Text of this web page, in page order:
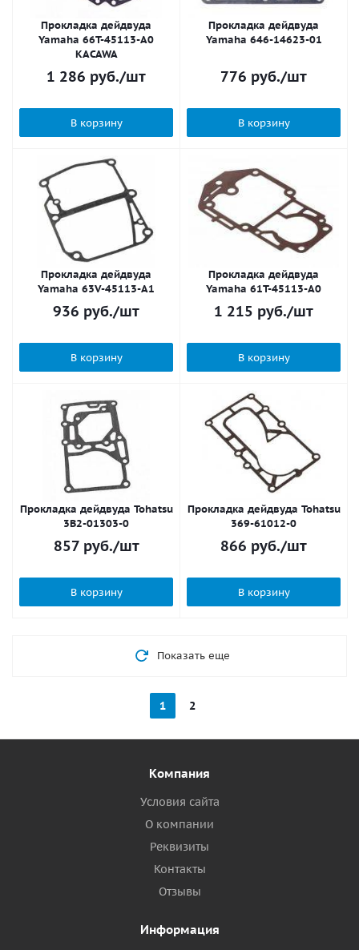
Прокладка дейдвуда
Yamaha 66T-45113-A0
KACAWA
1 286 руб./шт
В корзину
Прокладка дейдвуда
Yamaha 646-14623-01
776 руб./шт
В корзину
Прокладка дейдвуда
Yamaha 63V-45113-A1
936 руб./шт
В корзину
Прокладка дейдвуда
Yamaha 61T-45113-A0
1 215 руб./шт
В корзину
Прокладка дейдвуда Tohatsu
3B2-01303-0
857руб./шт
В корзину
Прокладка дейдвуда Tohatsu
369-61012-0
866 руб./шт
В корзину
Показать еще
1 2
Компания
Условия сайта
О компании
Реквизиты
Контакты
Отзывы
Информация